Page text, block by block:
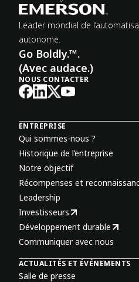
Leader mondial de
autonome.
Go Boldly.™.
(Avec audace.)
NOUS CONTACTER
ENTREPRISE
Qui sommes-nous ?
Historique de l’entreprise
Notre objectif
Récompenses et
Leadership
Investisseurs
Développement durable
Communiquer avec nous
ACTUALITÉS ET ÉVÉNEMENTS
Salle de presse